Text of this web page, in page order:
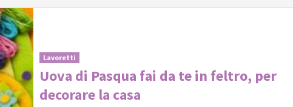
Lavoretti
Uova di Pasqua fai da te in feltro, per
decorare la casa